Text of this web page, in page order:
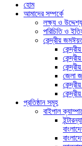
হোম
আমাদের সম্পর্কে
লক্ষ্য ও উদ্দেশ্য
পরিচিতি ও
কেন্দ্রীয়
জেলা
প্রতিষ্ঠান সমূহ
বাইপাল